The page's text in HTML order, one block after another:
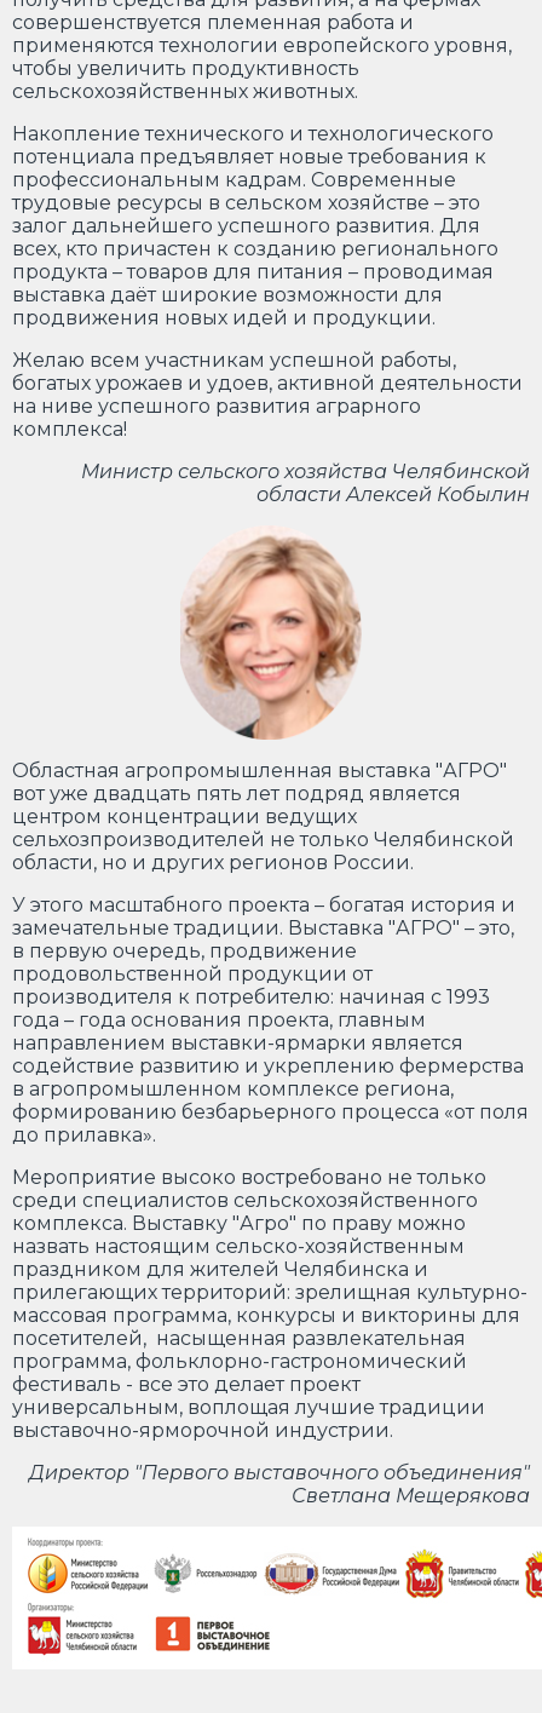
совершенствуется племенная работа и
применяются технологии европейского уровня,
чтобы увеличить продуктивность
сельскохозяйственных животных.
Накопление технического и технологического
потенциала предъявляет новые требования к
профессиональным кадрам. Современные
трудовые ресурсы в сельском хозяйстве – это
залог дальнейшего успешного развития. Для
всех, кто причастен к созданию регионального
продукта – товаров для питания – проводимая
выставка даёт широкие возможности для
продвижения новых идей и продукции.
Желаю всем участникам успешной работы,
богатых урожаев и удоев, активной деятельности
на ниве успешного развития аграрного
комплекса!
Министр сельского хозяйства Челябинской
области Алексей Кобылин
Областная агропромышленная выставка "АГРО"
вот уже двадцать пять лет подряд является
центром концентрации ведущих
сельхозпроизводителей не только Челябинской
области, но и других регионов России.
У этого масштабного проекта – богатая история и
замечательные традиции. Выставка "АГРО" – это,
в первую очередь, продвижение
продовольственной продукции от
производителя к потребителю: начиная с 1993
года – года основания проекта, главным
направлением выставки-ярмарки является
содействие развитию и укреплению фермерства
в агропромышленном комплексе региона,
формированию безбарьерного процесса «от поля
до прилавка».
Мероприятие высоко востребовано не только
среди специалистов сельскохозяйственного
комплекса. Выставку "Агро" по праву можно
назвать настоящим сельско-хозяйственным
праздником для жителей Челябинска и
прилегающих территорий: зрелищная культурно-
массовая программа, конкурсы и викторины для
посетителей, насыщенная развлекательная
программа, фольклорно-гастрономический
фестиваль - все это делает проект
универсальным, воплощая лучшие традиции
выставочно-ярморочной индустрии.
Директор "Первого выставочного объединения"
Светлана Мещерякова